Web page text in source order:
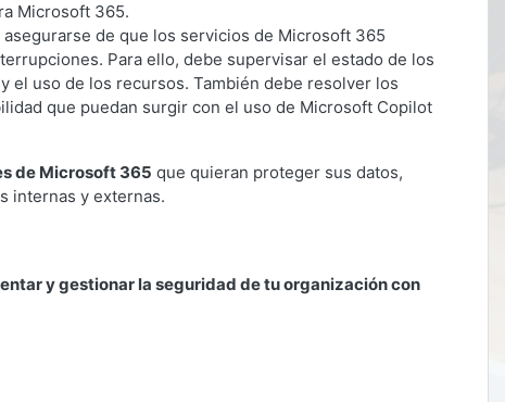
Microsoft 365.
de que los servicios de Microsoft 365
Para ello, debe supervisar el estado de los
el uso de los recursos. También debe resolver los
que puedan surgir con el uso de Microsoft Copilot
de Microsoft 365 que quieran proteger sus datos,
internas y externas.
y gestionar la seguridad de tu organización con